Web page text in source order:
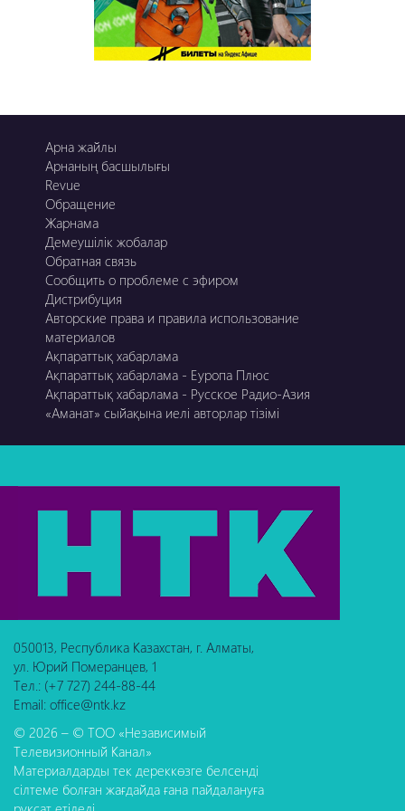
Арна жайлы
Арнаның басшылығы
Revue
Обращение
Жарнама
Демеушілік жобалар
Обратная связь
Сообщить о проблеме с эфиром
Дистрибуция
Авторские права и правила использование
материалов
Ақпараттық хабарлама
Ақпараттық хабарлама - Еуропа Плюс
Ақпараттық хабарлама - Русское Радио-Азия
«Аманат» сыйақына иелі авторлар тізімі
050013, Республика Казахстан, г. Алматы,
ул. Юрий Померанцев, 1
Тел.: (+7 727) 244-88-44
Email: office@ntk.kz
© 2026 – © ТОО «Независимый
Телевизионный Канал»
Материалдарды тек дереккөзге белсенді
сілтеме болған жағдайда ғана пайдалануға